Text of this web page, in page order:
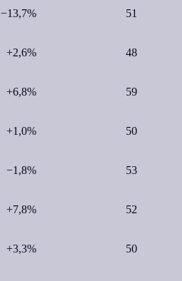
−13,7% 51
+2,6% 48
+6,8% 59
+1,0% 50
−1,8% 53
+7,8% 52
+3,3% 50